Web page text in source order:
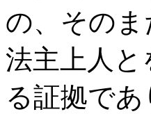
の、その
法主上人
る証拠であ